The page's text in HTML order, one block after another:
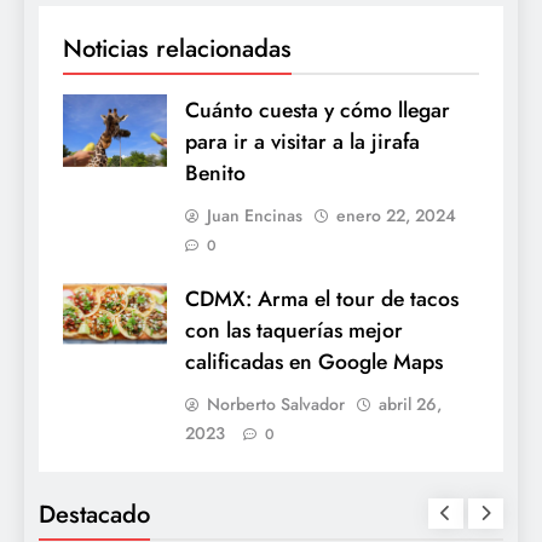
Noticias relacionadas
Cuánto cuesta y cómo llegar
para ir a visitar a la jirafa
Benito
Juan Encinas enero 22, 2024
0
CDMX: Arma el tour de tacos
con las taquerías mejor
calificadas en Google Maps
Norberto Salvador
abril 26,
2023
0
Destacado